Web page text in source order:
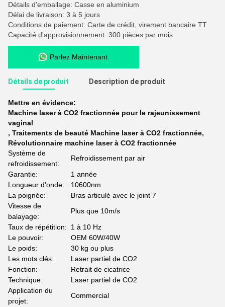
Détails d'emballage: Casse en aluminium
Délai de livraison: 3 à 5 jours
Conditions de paiement: Carte de crédit, virement bancaire TT
Capacité d'approvisionnement: 300 pièces par mois
Parlez Maintenant.
Détails de produit Description de produit
Mettre en évidence:
Machine laser à CO2 fractionnée pour le rajeunissement
vaginal
, Traitements de beauté Machine laser à CO2 fractionnée,
Révolutionnaire machine laser à CO2 fractionnée
Système de
refroidissement:
Refroidissement par air
Garantie:
1 année
Longueur d'onde:
10600nm
La poignée:
Bras articulé avec le joint 7
Vitesse de
balayage:
Plus que 10m/s
Taux de répétition:
1 à 10 Hz
Le pouvoir:
OEM 60W/40W
Le poids:
30 kg ou plus
Les mots clés:
Laser partiel de CO2
Fonction:
Retrait de cicatrice
Technique:
Laser partiel de CO2
Application du
projet:
Commercial